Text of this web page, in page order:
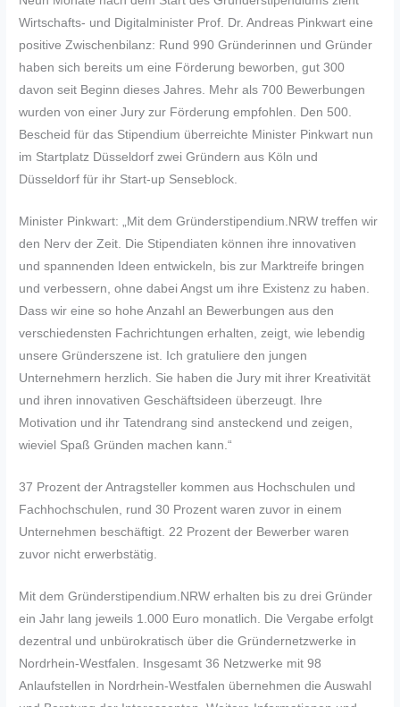
Wirtschafts- und Digitalminister Prof. Dr. Andreas Pinkwart eine
positive Zwischenbilanz: Rund 990 Gründerinnen und Gründer
haben sich bereits um eine Förderung beworben, gut 300
davon seit Beginn dieses Jahres. Mehr als 700 Bewerbungen
wurden von einer Jury zur Förderung empfohlen. Den 500.
Bescheid für das Stipendium überreichte Minister Pinkwart nun
im Startplatz Düsseldorf zwei Gründern aus Köln und
Düsseldorf für ihr Start-up Senseblock.
Minister Pinkwart: „Mit dem Gründerstipendium.NRW treffen wir
den Nerv der Zeit. Die Stipendiaten können ihre innovativen
und spannenden Ideen entwickeln, bis zur Marktreife bringen
und verbessern, ohne dabei Angst um ihre Existenz zu haben.
Dass wir eine so hohe Anzahl an Bewerbungen aus den
verschiedensten Fachrichtungen erhalten, zeigt, wie lebendig
unsere Gründerszene ist. Ich gratuliere den jungen
Unternehmern herzlich. Sie haben die Jury mit ihrer Kreativität
und ihren innovativen Geschäftsideen überzeugt. Ihre
Motivation und ihr Tatendrang sind ansteckend und zeigen,
wieviel Spaß Gründen machen kann.“
37 Prozent der Antragsteller kommen aus Hochschulen und
Fachhochschulen, rund 30 Prozent waren zuvor in einem
Unternehmen beschäftigt. 22 Prozent der Bewerber waren
zuvor nicht erwerbstätig.
Mit dem Gründerstipendium.NRW erhalten bis zu drei Gründer
ein Jahr lang jeweils 1.000 Euro monatlich. Die Vergabe erfolgt
dezentral und unbürokratisch über die Gründernetzwerke in
Nordrhein-Westfalen. Insgesamt 36 Netzwerke mit 98
Anlaufstellen in Nordrhein-Westfalen übernehmen die Auswahl